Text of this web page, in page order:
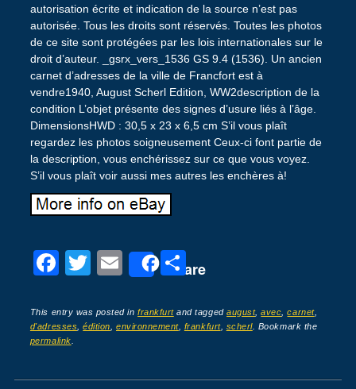
autorisation écrite et indication de la source n’est pas
autorisée. Tous les droits sont réservés. Toutes les photos
de ce site sont protégées par les lois internationales sur le
droit d’auteur. _gsrx_vers_1536 GS 9.4 (1536). Un ancien
carnet d’adresses de la ville de Francfort est à
vendre1940, August Scherl Edition, WW2description de la
condition L’objet présente des signes d’usure liés à l’âge.
DimensionsHWD : 30,5 x 23 x 6,5 cm S’il vous plaît
regardez les photos soigneusement Ceux-ci font partie de
la description, vous enchérissez sur ce que vous voyez.
S’il vous plaît voir aussi mes autres les enchères à!
F
c
e
T
tt
er
E
ail
Share
P
ta
g
This entry was posted infrankfurtand taggedaugust,avec ,carnet,
d'adresses ,édition environnement, frankfurt, scherl. Bookmark the
permalink